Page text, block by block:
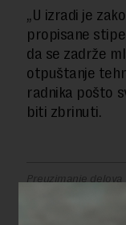
„U izradi je
propisane
da se zadrže
otpuštanje
radnika pošto
biti zbrinuti.
Preuzimanje